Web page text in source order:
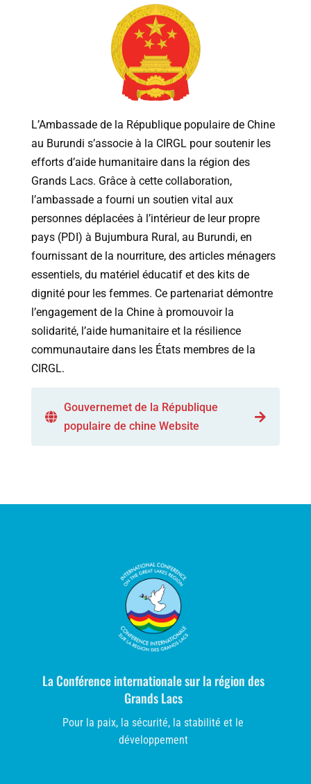
L’Ambassade de la République populaire de Chine
au Burundi s’associe à la CIRGL pour soutenir les
effortsd’aide humanitaire dans la région des
Grands Lacs. Grâce à cette collaboration,
l’ambassade a fourni un soutien vital aux
personnes déplacées à l’intérieurde leur propre
pays (PDI) à Bujumbura Rural, au Burundi, en
fournissant de la nourriture,des articles ménagers
essentiels, du matériel éducatif etdes kitsde
dignité pour les femmes. Ce partenariat démontre
l’engagement de la Chine à promouvoir la
solidarité, l’aide humanitaire et la résilience
communautaire dans les États membres dela
CIRGL.
Gouvernemet de la République
populaire de chine Website
La Conférence internationale sur la région des
Grands Lacs
Pour la paix, la sécurité, la stabilité et le
développement